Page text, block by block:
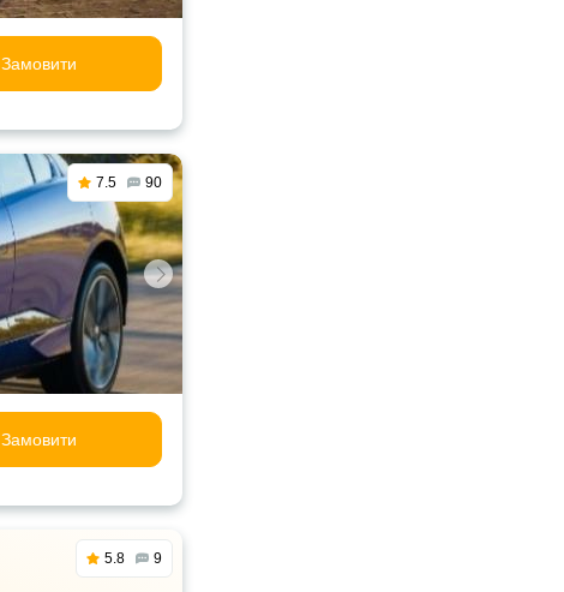
Замовити
7.5 90
Замовити
5.8 9